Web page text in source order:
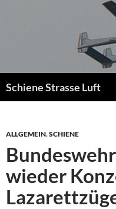
Schiene Strasse Luft
ALLGEMEIN,SCHIENE
wieder